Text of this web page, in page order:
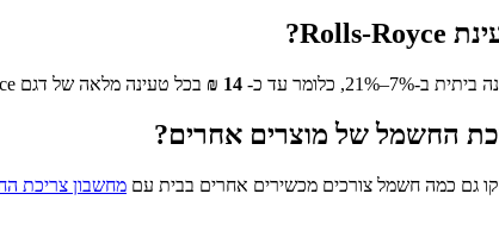
Rolls-Royce
?
כלומר עד כ- 14
₪ בכל טעינה מלאה של דגם
החשמל של מוצרים אחרים?
גם כמה חשמל צורכים מכשירים אחרים בבית עם מחשבון צריכת